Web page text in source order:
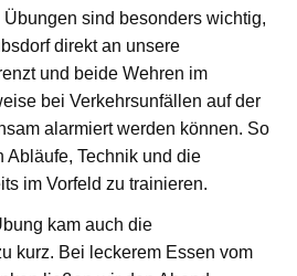
sind besonders wichtig,
direkt an unsere
und beide Wehren im
bei Verkehrsunfällen auf der
alarmiert werden können. So
Abläufe, Technik und die
im Vorfeld zu trainieren.
kam auch die
kurz. Bei leckerem Essen vom